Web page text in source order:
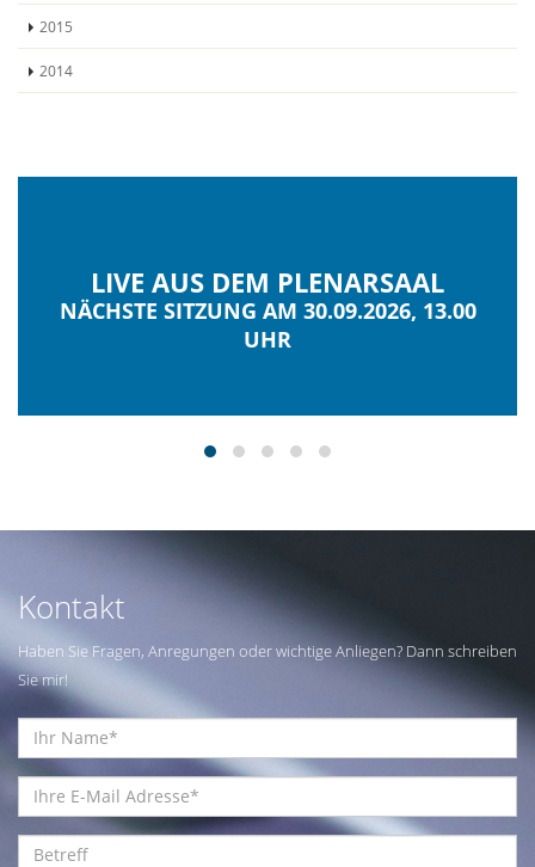
2015
2014
LIVE AUS DEM PLENARSAAL
NÄCHSTE SITZUNG AM 30.09.2026, 13.00
UHR
Kontakt
Haben Sie Fragen, Anregungen oder wichtige Anliegen? Dann schreiben
Sie mir!